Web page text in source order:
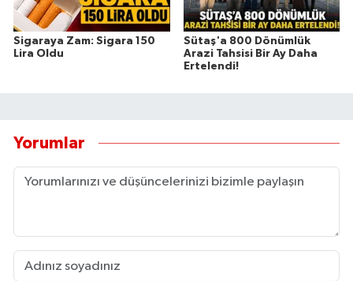
Sigaraya Zam: Sigara 150
Lira Oldu
Sütaş'a 800 Dönümlük
Arazi Tahsisi Bir Ay Daha
Ertelendi!
Yorumlar